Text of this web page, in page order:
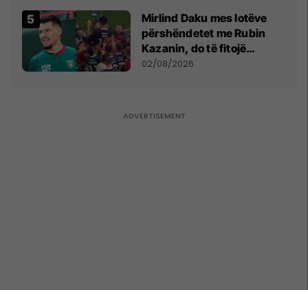
Mirlind Daku mes lotëve
përshëndetet me Rubin
Kazanin, do të fitojë
miliona te Spartak Moska
02/08/2026